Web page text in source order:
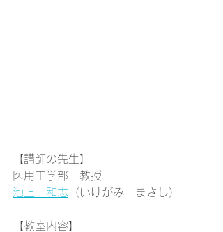
【講師の先生】
医用工学部　教授
池上　和志 （いけがみ　まさし）
【教室内容】